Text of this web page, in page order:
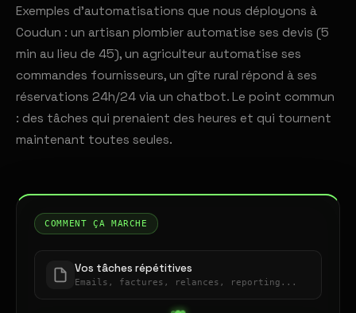
Exemples d'automatisations que nous déployons à
Coudun : un artisan plombier automatise ses devis (5
min au lieu de 45), un agriculteur automatise ses
commandes fournisseurs, un gîte rural répond à ses
réservations 24h/24 via un chatbot. Le point commun
: des tâches qui prenaient des heures et qui tournent
maintenant toutes seules.
COMMENT ÇA MARCHE
Vos tâches répétitives
Emails, factures, relances, reporting...